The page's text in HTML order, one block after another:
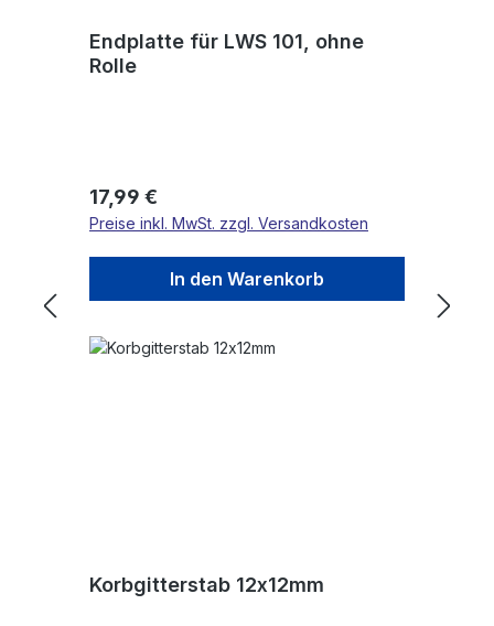
Endplatte für LWS 101, ohne
Rolle
Regulärer Preis:
17,99 €
Preise inkl. MwSt. zzgl. Versandkosten
In den Warenkorb
Korbgitterstab 12x12mm